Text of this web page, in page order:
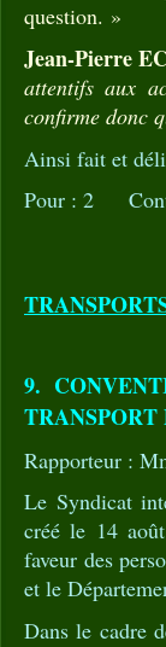
question. »
Jean-Pierre
attentifs aux
confirme donc
Ainsi fait et
Pour : 2
9.
TRANSPORT
Rapporteur :
Le Syndicat
créé le 14
faveur des
et le
Dans le cadre